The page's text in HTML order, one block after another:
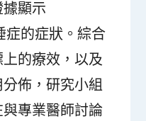
顯示
症的症狀。綜合
的療效，以及
佈，研究小組
專業醫師討論